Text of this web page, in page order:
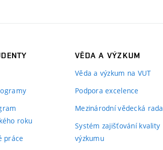
roku
práce
VĚDA A VÝZKUM
Věda a výzkum na VUT
Podpora excelence
Mezinárodní vědecká rada
Systém zajišťování kvality
výzkumu